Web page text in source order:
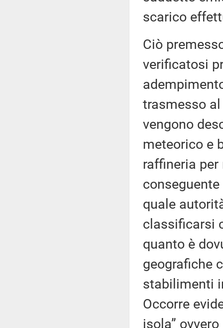
scarico
Ciò
verificatosi
trasmesso
vengono
meteorico e
raffineria
quale
classificarsi
quanto è
geografiche
stabilimenti
Occorre
isola”